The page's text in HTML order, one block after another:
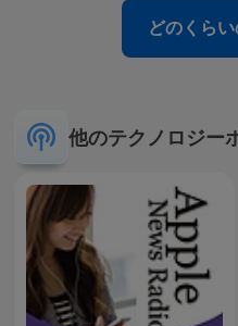
どのくら
他のテクノロジー